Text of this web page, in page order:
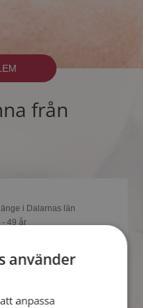
från
i Dalarnas län
- 49 år
andra singlar på
Ta chansen att se vilka
använder
anpassa